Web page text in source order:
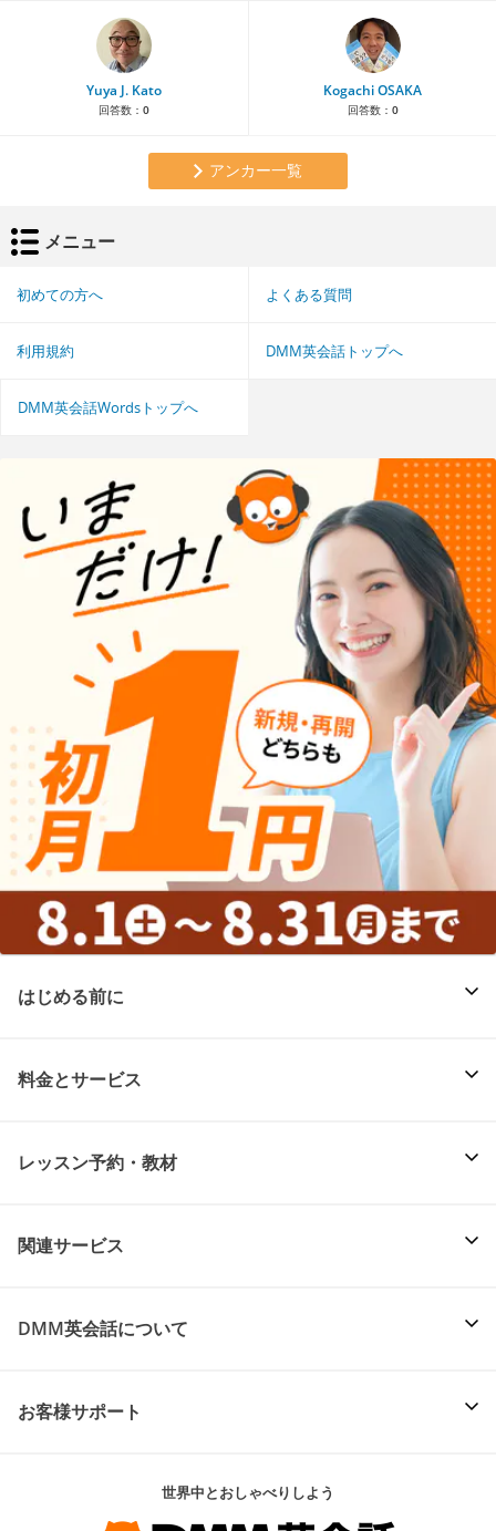
Yuya J. Kato
回答数： 0
Kogachi OSAKA
回答数： 0
アンカー一覧
メニュー
初めての方へ よくある質問
利用規約 DMM英会話トップへ
DMM英会話Wordsトップへ
はじめる前に
料金とサービス
レッスン予約・教材
関連サービス
DMM英会話について
お客様サポート
世界中とおしゃべりしよう